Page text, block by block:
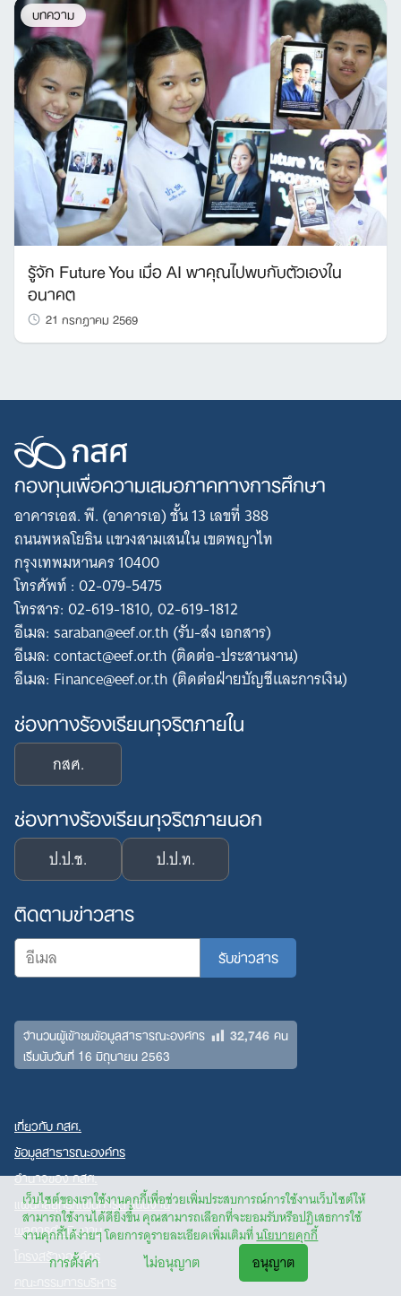
เว็บไซต์ของเราใช้งานคุกกี้เพื่อช่วยเพิ่มประสบการณ์การใช้งานเว็บไซต์ให้
สามารถใช้งานได้ดียิ่งขึ้น คุณสามารถเลือกที่จะยอมรับหรือปฏิเสธการใช้
งานคุกกี้ได้ง่ายๆ โดยการดูรายละเอียดเพิ่มเติมที่นโยบายคุกกี้
การตั้งค่า ไม่อนุญาต อนุญาต
บทความ
รู้จัก Future You เมื่อ AI พาคุณไปพบกับตัวเองใน
อนาคต
21 กรกฎาคม 2569
กองทุนเพื่อความเสมอภาคทางการศึกษา
อาคารเอส. พี. (อาคารเอ) ชั้น 13 เลขที่ 388
ถนนพหลโยธิน แขวงสามเสนใน เขตพญาไท
กรุงเทพมหานคร 10400
โทรศัพท์ : 02-079-5475
โทรสาร: 02-619-1810, 02-619-1812
อีเมล: saraban@eef.or.th (รับ-ส่ง เอกสาร)
อีเมล: contact@eef.or.th (ติดต่อ-ประสานงาน)
อีเมล: Finance@eef.or.th (ติดต่อฝ่ายบัญชีและการเงิน)
ช่องทางร้องเรียนทุจริตภายใน
กสศ.
ช่องทางร้องเรียนทุจริตภายนอก
ป.ป.ช. ป.ป.ท.
ติดตามข่าวสาร
จำนวนผู้เข้าชมข้อมูลสาธารณะองค์กร 32,746คน
เริ่มนับวันที่ 16 มิถุนายน 2563
เกี่ยวกับ กสศ.
ข้อมูลสาธารณะองค์กร
อำนาจของ กสศ.
แผนกลยุทธ์/แผนการดำเนินงาน
ผลการดำเนินงาน
โครงสร้างองค์กร